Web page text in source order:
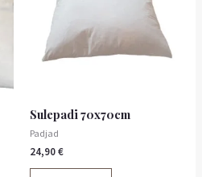
Sulepadi 70x70cm
Padjad
24,90€